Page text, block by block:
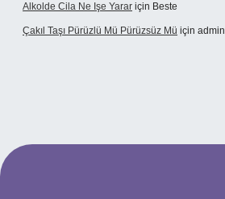
Alkolde Cila Ne Işe Yarar için Beste
Çakıl Taşı Pürüzlü Mü Pürüzsüz Mü için admin